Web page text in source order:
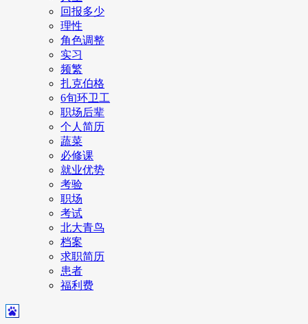
回报多少
理性
角色调整
实习
频繁
扎克伯格
6旬环卫工
职场后辈
个人简历
蔬菜
必修课
就业优势
考验
职场
考试
北大青鸟
档案
求职简历
患者
福利费